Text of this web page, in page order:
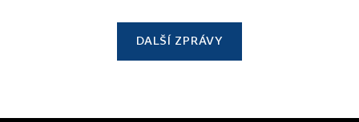
DALŠÍ ZPRÁVY